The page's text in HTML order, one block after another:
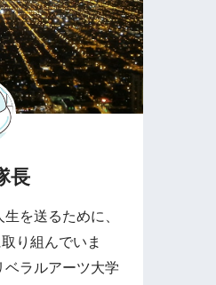
長
を送るために、
り組んでいま
ベラルアーツ大学